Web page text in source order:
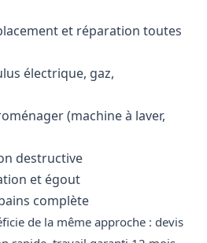
et réparation toutes
électrique, gaz,
(machine à laver,
destructive
et égout
complète
de la même approche : devis